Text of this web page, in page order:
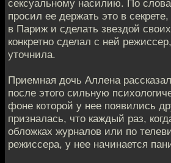
сексуальному насилию. По
просил ее держать это в
в Париж и сделать звездой
конкретно сделал с ней
уточнила.
Приемная дочь Аллена
после этого сильную
фоне которой у нее появились
призналась, что каждый раз,
обложках журналов или по
режиссера, у нее начинается